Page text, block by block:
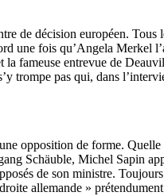
de décision européen.
une fois qu’Angela Merkel
fameuse entrevue de
trompe pas qui, dans
opposition de forme.
Schäuble, Michel Sapin
de son ministre.
allemande »